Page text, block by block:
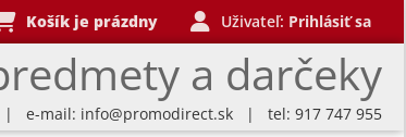
a darčeky
Košík je prázdny Uživateľ: Prihlásiť sa
| e-mail: info@promodirect.sk | tel: 917 747 955